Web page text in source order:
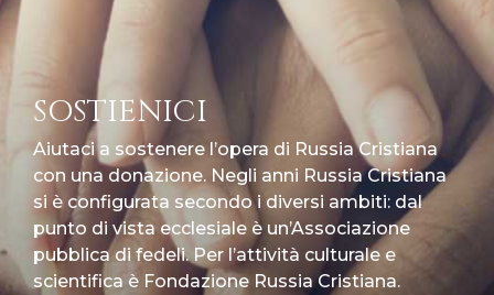
SOSTIENICI
Aiutaci a sostenere l’opera di Russia Cristiana
con una donazione. Negli anni Russia Cristiana
si è configurata secondo i diversi ambiti: dal
punto di vista ecclesiale è un’Associazione
pubblica di fedeli. Per l’attività culturale e
scientifica è Fondazione Russia Cristiana.